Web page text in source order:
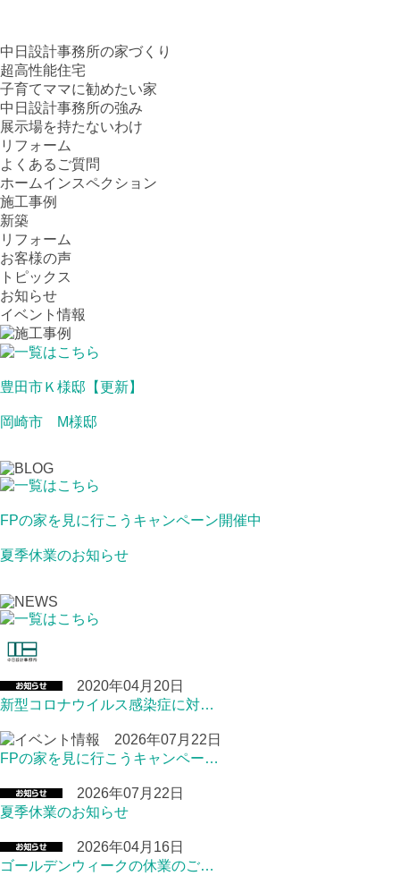
中日設計事務所の家づくり
超高性能住宅
子育てママに勧めたい家
中日設計事務所の強み
展示場を持たないわけ
リフォーム
よくあるご質問
ホームインスペクション
施工事例
新築
リフォーム
お客様の声
トピックス
お知らせ
イベント情報
豊田市Ｋ様邸【更新】
岡崎市 M様邸
FPの家を見に行こうキャンペーン開催中
夏季休業のお知らせ
2020年04月20日
新型コロナウイルス感染症に対…
2026年07月22日
FPの家を見に行こうキャンペー…
2026年07月22日
夏季休業のお知らせ
2026年04月16日
ゴールデンウィークの休業のご…